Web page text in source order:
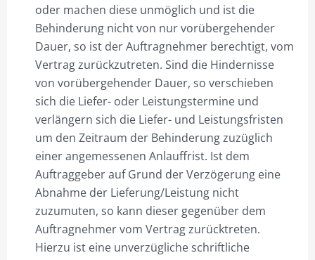
oder machen diese unmöglich und ist die
Behinderung nicht von nur vorübergehender
Dauer, so ist der Auftragnehmer berechtigt, vom
Vertrag zurückzutreten. Sind die Hindernisse
von vorübergehender Dauer, so verschieben
sich die Liefer- oder Leistungstermine und
verlängern sich die Liefer- und Leistungsfristen
um den Zeitraum der Behinderung zuzüglich
einer angemessenen Anlauffrist. Ist dem
Auftraggeber auf Grund der Verzögerung eine
Abnahme der Lieferung/Leistung nicht
zuzumuten, so kann dieser gegenüber dem
Auftragnehmer vom Vertrag zurücktreten.
Hierzu ist eine unverzügliche schriftliche